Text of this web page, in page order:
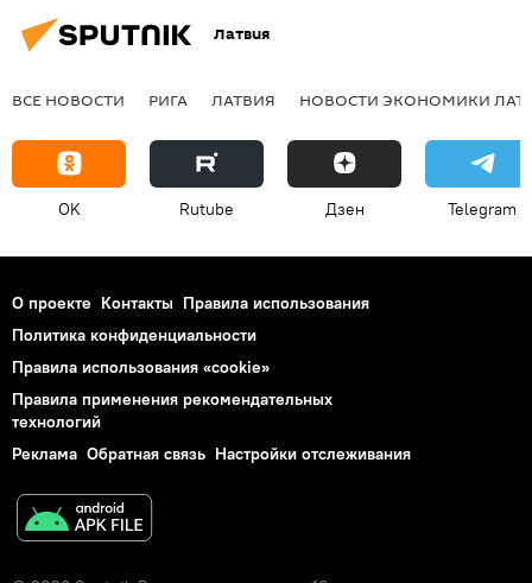
Латвия
ВСЕ НОВОСТИ РИГА ЛАТВИЯ НОВОСТИ ЭКОНОМИКИ
OK Rutube Дзен Telegram
О проекте Контакты Правила использования
Политика конфиденциальности
Правила использования «cookie»
Правила применения рекомендательных
технологий
Реклама Обратная связь Настройки отслеживания